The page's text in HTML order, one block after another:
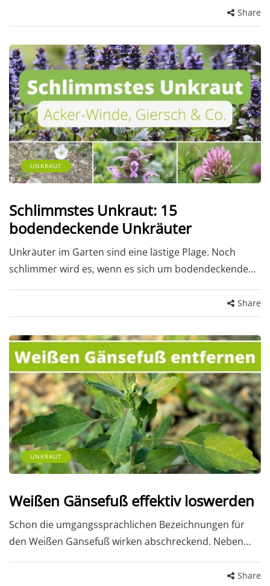
Share
UNKRAUT
Schlimmstes Unkraut: 15
bodendeckende Unkräuter
Unkräuter im Garten sind eine lästige Plage. Noch
schlimmer wird es, wenn es sich um bodendeckende…
Share
UNKRAUT
Weißen Gänsefuß effektiv loswerden
Schon die umgangssprachlichen Bezeichnungen für
den Weißen Gänsefuß wirken abschreckend. Neben…
Share